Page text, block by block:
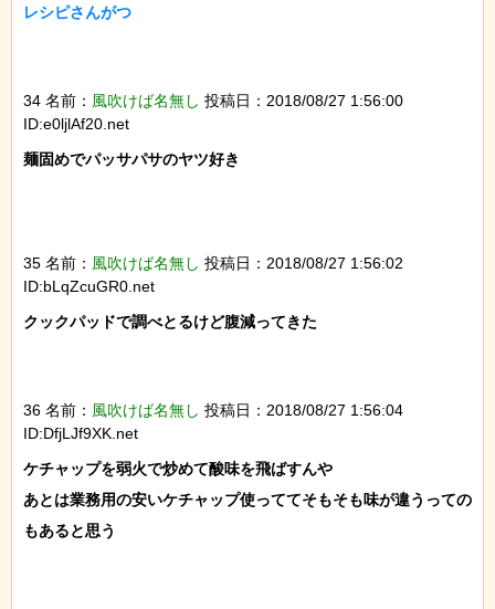
レシピさんがつ
34 名前： 風吹けば名無し 投稿日：2018/08/27 1:56:00
ID:e0ljlAf20.net
麺固めでパッサパサのヤツ好き
35 名前： 風吹けば名無し 投稿日：2018/08/27 1:56:02
ID:bLqZcuGR0.net
クックパッドで調べとるけど腹減ってきた
36 名前： 風吹けば名無し 投稿日：2018/08/27 1:56:04
ID:DfjLJf9XK.net
ケチャップを弱火で炒めて酸味を飛ばすんや
あとは業務用の安いケチャップ使っててそもそも味が違うっての
もあると思う